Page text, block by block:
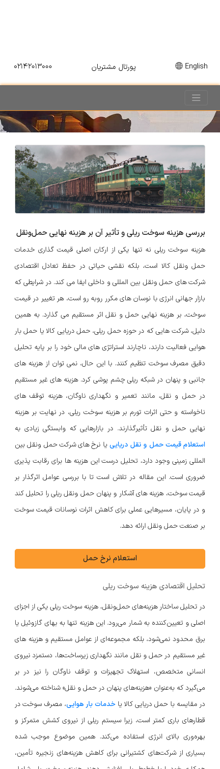
English پورتال مشتریان ۰۲۱۴۲۰۱۳۰۰۰
بررسی هزینه سوخت ریلی و تأثیر آن بر هزینه نهایی حمل‌ونقل
هزینه سوخت ریلی نه تنها یکی از ارکان اصلی قیمت گذاری خدمات
حمل ونقل کالا است، بلکه نقشی حیاتی در حفظ تعادل اقتصادی
شرکت های حمل ونقل بین المللی و داخلی ایفا می کند. در شرایطی که
بازار جهانی انرژی با نوسان های مکرر روبه رو است، هر تغییر در قیمت
سوخت، بر هزینه نهایی حمل و نقل اثر مستقیم می گذارد. به همین
دلیل، شرکت هایی که در حوزه حمل ریلی، حمل دریایی کالا یا حمل بار
هوایی فعالیت دارند، ناچارند استراتژی های مالی خود را بر پایه تحلیل
دقیق مصرف سوخت تنظیم کنند. با این حال، نمی توان از هزینه های
جانبی و پنهان در شبکه ریلی چشم پوشی کرد. هزینه های غیر مستقیم
در حمل و نقل، مانند تعمیر و نگهداری ناوگان، هزینه توقف های
ناخواسته و حتی اثرات تورم بر هزینه سوخت ریلی، در نهایت بر هزینه
نهایی حمل و نقل تأثیرگذارند. در بازارهایی که وابستگی زیادی به
استعلام قیمت حمل و نقل دریایی یا نرخ های شرکت حمل ونقل بین
المللی زمینی وجود دارد، تحلیل درست این هزینه ها برای رقابت پذیری
ضروری است. این مقاله در تلاش است تا با بررسی عوامل اثرگذار بر
قیمت سوخت، هزینه های آشکار و پنهان حمل ونقل ریلی را تحلیل کند
و در پایان، مسیرهایی عملی برای کاهش اثرات نوسانات قیمت سوخت
بر صنعت حمل ونقل ارائه دهد.
استعلام نرخ حمل
تحلیل اقتصادی هزینه سوخت ریلی
در تحلیل ساختار هزینه‌های حمل‌ونقل، هزینه سوخت ریلی یکی از اجزای
اصلی و تعیین‌کننده به شمار می‌رود. این هزینه تنها به بهای گازوئیل یا
برق محدود نمی‌شود، بلکه مجموعه‌ای از عوامل مستقیم و هزینه های
غیر مستقیم در حمل و نقل مانند نگهداری زیرساخت‌ها، دستمزد نیروی
انسانی متخصص، استهلاک تجهیزات و توقف ناوگان را نیز در بر
می‌گیرد که به‌عنوان «هزینه‌های پنهان در حمل‌ و نقل» شناخته می‌شوند.
در مقایسه با حمل دریایی کالا یا خدمات بار هوایی، مصرف سوخت در
قطارهای باری کمتر است، زیرا سیستم ریلی از نیروی کشش متمرکز و
بهره‌وری بالای انرژی استفاده می‌کند. همین موضوع موجب شده
بسیاری از شرکت‌های کشتیرانی برای کاهش هزینه‌های زنجیره تأمین،